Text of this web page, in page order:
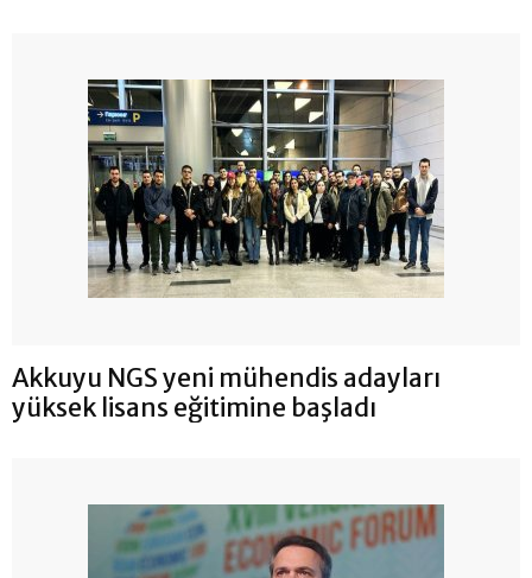
Akkuyu NGS yeni mühendis adayları
yüksek lisans eğitimine başladı